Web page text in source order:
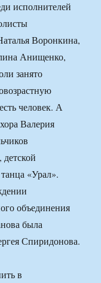
исполнителей
Воронкина,
Анищенко,
занято
человек. А
Валерия
«Урал».
объединения
была
Спиридонова.
в